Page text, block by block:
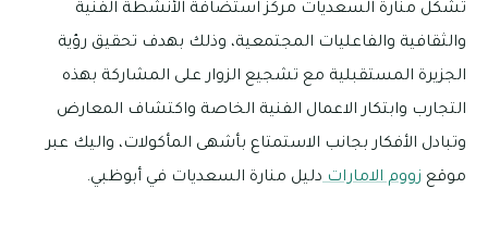
تشكل منارة السعديات مركز استضافة الأنشطة الفنية
والثقافية والفاعليات المجتمعية، وذلك بهدف تحقيق رؤية
الجزيرة المستقبلية مع تشجيع الزوار على المشاركة بهذه
التجارب وابتكار الاعمال الفنية الخاصة واكتشاف المعارض
وتبادل الأفكار بجانب الاستمتاع بأشهى المأكولات، واليك عبر
موقع زووم الاماراتدليل منارة السعديات في أبوظبي.